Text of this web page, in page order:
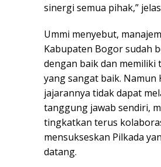
sinergi semua pihak,”
Ummi menyebut,
Kabupaten Bogor sudah
dengan baik dan memiliki
yang sangat baik. Namun
jajarannya tidak dapat
tanggung jawab sendiri,
tingkatkan terus
mensukseskan Pilkada
datang.